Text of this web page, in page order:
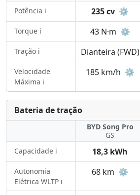
Potência ℹ️
235 cv ⚙️
Torque ℹ️ 43 N·m ⚙️
Tração ℹ️ Dianteira (FWD)
Velocidade
Máxima ℹ️
185 km/h ⚙️
Bateria de tração
BYD Song Pro
GS
Capacidade ℹ️
18,3 kWh
Autonomia
Elétrica WLTP ℹ️
68 km ⚙️